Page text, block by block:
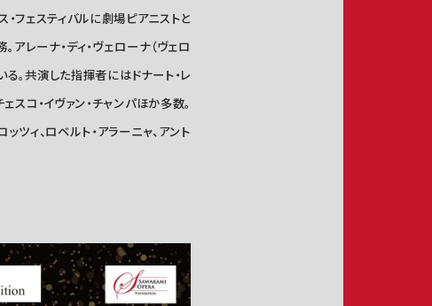
・フェスティバルに劇場ピアニストと
ーナ・ディ・ヴェローナ（ヴェロ
。共演した指揮者にはドナート・レ
スコ・イヴァン・チャンパほか多数。
ツィ、ロベルト・アラーニャ、アント